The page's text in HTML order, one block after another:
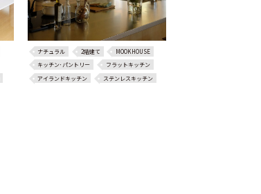
ナチュラル 2階建て
MOOKHOUSE
キッチン･パントリー
フラットキッチン
アイランドキッチン
ステンレスキッチン